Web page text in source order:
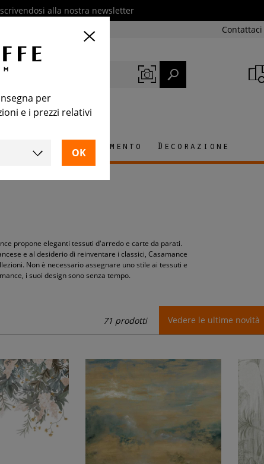
alla nostra newsletter
Contattaci
Arredamento Decorazione
propone eleganti tessuti d'arredo e carte da parati.
e al desiderio di reinventare i classici, Casamance
Non è necessario assegnare uno stile ai tessuti e
i suoi design sono senza tempo.
71 prodotti Vedere le ultime novità
per
e i prezzi relativi